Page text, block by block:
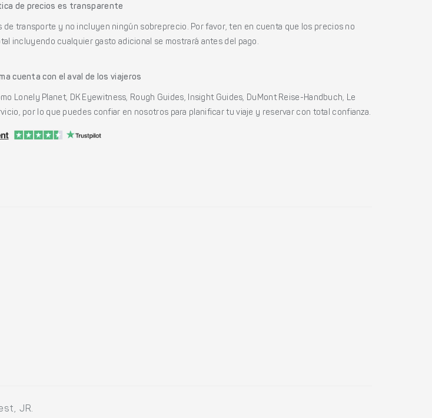
de precios es transparente
transporte y no incluyen ningún sobreprecio. Por favor, ten en cuenta que los precios no
incluyendo cualquier gasto adicional se mostrará antes del pago.
cuenta con el aval de los viajeros
Lonely Planet, DK Eyewitness, Rough Guides, Insight Guides, DuMont Reise-Handbuch, Le
por lo que puedes confiar en nosotros para planificar tu viaje y reservar con total confianza.
JR.